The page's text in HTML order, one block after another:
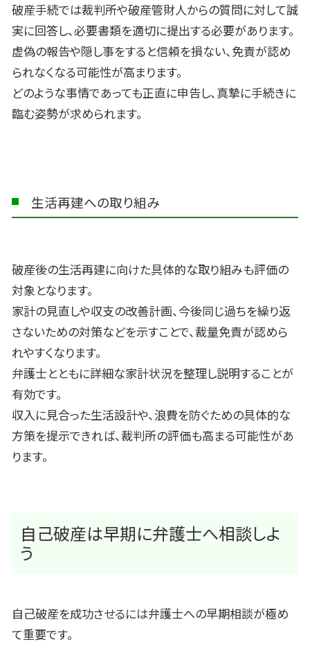
破産手続では裁判所や破産管財人からの質問に対して誠
実に回答し、必要書類を適切に提出する必要があります。
虚偽の報告や隠し事をすると信頼を損ない、免責が認め
られなくなる可能性が高まります。
どのような事情であっても正直に申告し、真摯に手続きに
臨む姿勢が求められます。
生活再建への取り組み
破産後の生活再建に向けた具体的な取り組みも評価の
対象となります。
家計の見直しや収支の改善計画、今後同じ過ちを繰り返
さないための対策などを示すことで、裁量免責が認めら
れやすくなります。
弁護士とともに詳細な家計状況を整理し説明することが
有効です。
収入に見合った生活設計や、浪費を防ぐための具体的な
方策を提示できれば、裁判所の評価も高まる可能性があ
ります。
自己破産は早期に弁護士へ相談しよ
う
自己破産を成功させるには弁護士への早期相談が極め
て重要です。